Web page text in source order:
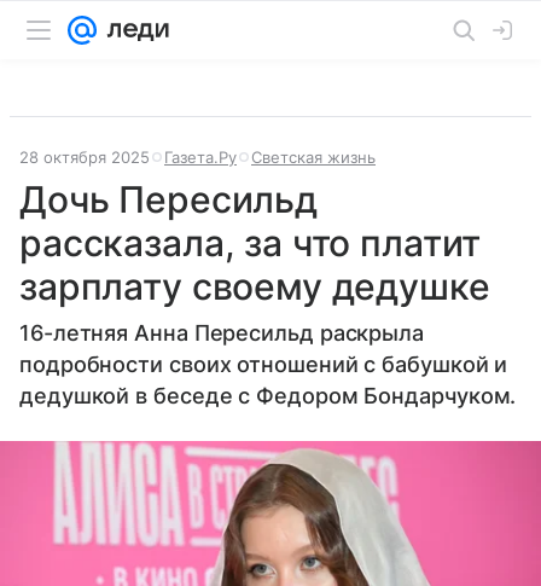
28 октября 2025 Газета.Ру Светская жизнь
Дочь Пересильд
рассказала, за что платит
зарплату своему дедушке
16-летняя Анна Пересильд раскрыла
подробности своих отношений с бабушкой и
дедушкой в беседе с Федором Бондарчуком.